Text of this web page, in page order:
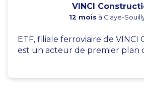
VINCI
12 mois à Claye-
ETF, filiale ferroviaire de VINCI
est un acteur de premier plan